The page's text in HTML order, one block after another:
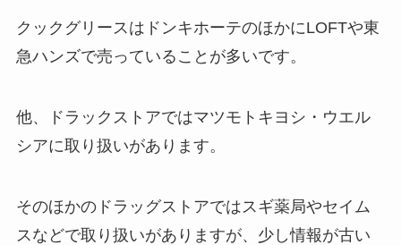
クックグリースはドンキホーテのほかにLOFTや東
急ハンズで売っていることが多いです。
他、ドラックストアではマツモトキヨシ・ウエル
シアに取り扱いがあります。
そのほかのドラッグストアではスギ薬局やセイム
スなどで取り扱いがありますが、少し情報が古い